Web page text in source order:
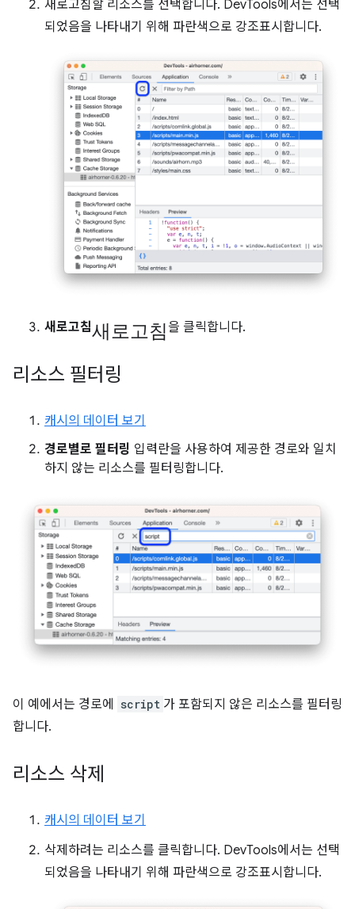
새로고침할 리소스를 선택합니다. DevTools에서는 선택
되었음을 나타내기 위해 파란색으로 강조표시합니다.
새로고침 새로고침 을 클릭합니다.
리소스 필터링
캐시의 데이터 보기
경로별로 필터링 입력란을 사용하여 제공한 경로와 일치
하지 않는 리소스를 필터링합니다.
이 예에서는 경로에 script 가 포함되지 않은 리소스를 필터링
합니다.
리소스 삭제
캐시의 데이터 보기
삭제하려는 리소스를 클릭합니다. DevTools에서는 선택
되었음을 나타내기 위해 파란색으로 강조표시합니다.